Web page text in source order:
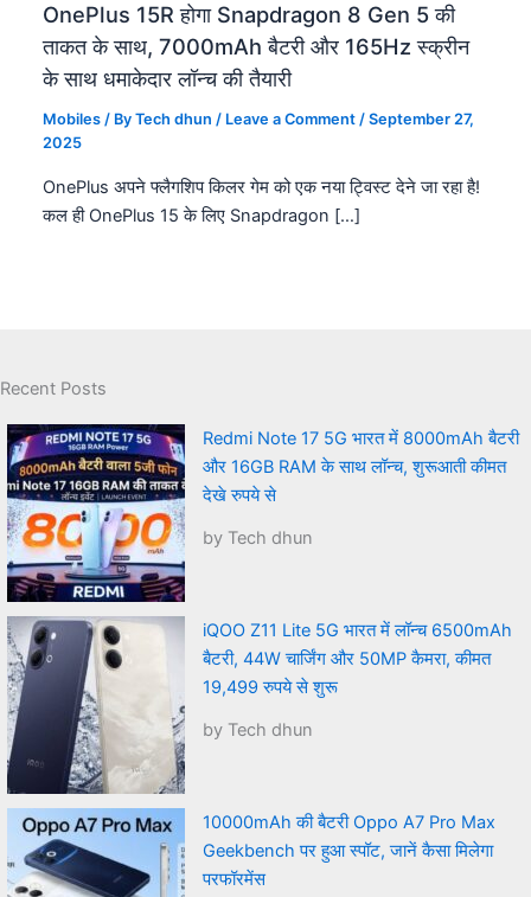
OnePlus 15R होगा Snapdragon 8 Gen 5 की
ताकत के साथ, 7000mAh बैटरी और 165Hz स्क्रीन
के साथ धमाकेदार लॉन्च की तैयारी
Mobiles / ByTech dhun/ Leave a Comment /September 27,
2025
OnePlus अपने फ्लैगशिप किलर गेम को एक नया ट्विस्ट देने जा रहा है!
कल ही OnePlus 15 के लिए Snapdragon […]
Recent Posts
Redmi Note 17 5G भारत में 8000mAh बैटरी
और 16GB RAM के साथ लॉन्च, शुरूआती कीमत
देखे रुपये से
by Tech dhun
iQOO Z11 Lite 5G भारत में लॉन्च 6500mAh
बैटरी, 44W चार्जिंग और 50MP कैमरा, कीमत
19,499 रुपये से शुरू
by Tech dhun
10000mAh की बैटरी Oppo A7 Pro Max
Geekbench पर हुआ स्पॉट, जानें कैसा मिलेगा
परफॉरमेंस